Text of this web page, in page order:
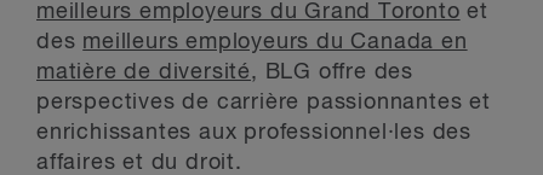
meilleurs employeurs du Grand Toronto et
des meilleurs employeurs du Canada en
matière de diversité, BLG offre des
perspectives de carrière passionnantes et
enrichissantes aux professionnel·les des
affaires et du droit.